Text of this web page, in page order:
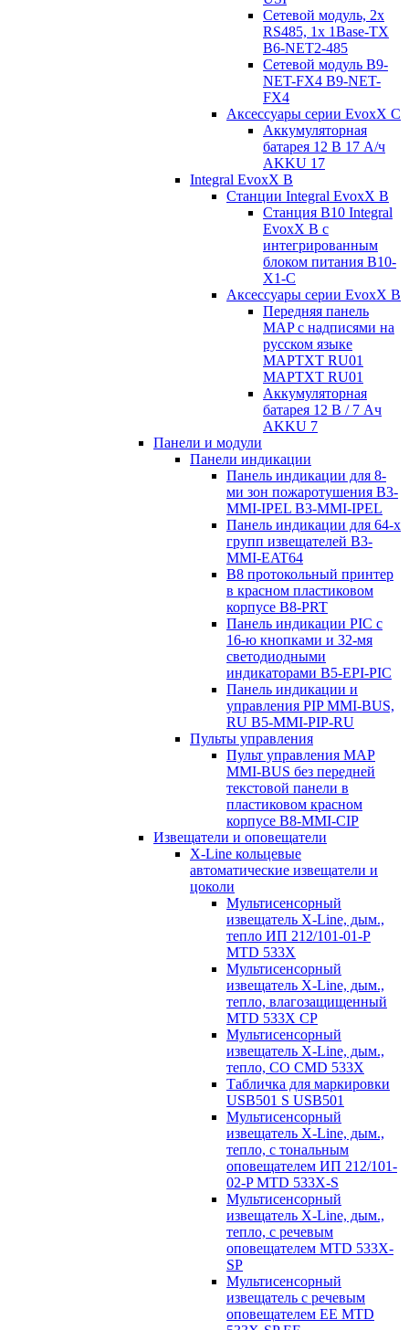
Сетевой модуль, 2x
RS485, 1x 1Base-TX
B6-NET2-485
Сетевой модуль B9-
NET-FX4 B9-NET-
FX4
Аксессуары серии EvoxX C
Аккумуляторная
батарея 12 В 17 A/ч
AKKU 17
Integral EvoxX B
Станции Integral EvoxX B
Станция B10 Integral
EvoxX B с
интегрированным
блоком питания B10-
X1-C
Аксессуары серии EvoxX B
Передняя панель
MAP с надписями на
русском языке
MAPTXT RU01
MAPTXT RU01
Аккумуляторная
батарея 12 В / 7 Aч
AKKU 7
Панели и модули
Панели индикации
Панель индикации для 8-
ми зон пожаротушения B3-
MMI-IPEL B3-MMI-IPEL
Панель индикации для 64-х
групп извещателей B3-
MMI-EAT64
B8 протокольный принтер
в красном пластиковом
корпусе B8-PRT
Панель индикации PIC с
16-ю кнопками и 32-мя
светодиодными
индикаторами B5-EPI-PIC
Панель индикации и
управления PIP MMI-BUS,
RU B5-MMI-PIP-RU
Пульты управления
Пульт управления MAP
MMI-BUS без передней
текстовой панели в
пластиковом красном
корпусе B8-MMI-CIP
Извещатели и оповещатели
X-Line кольцевые
автоматические извещатели и
цоколи
Мультисенсорный
извещатель X-Line, дым.,
тепло ИП 212/101-01-P
MTD 533X
Мультисенсорный
извещатель X-Line, дым.,
тепло, влагозащищенный
MTD 533X CP
Мультисенсорный
извещатель X-Line, дым.,
тепло, СО CMD 533X
Табличка для маркировки
USB501 S USB501
Мультисенсорный
извещатель X-Line, дым.,
тепло, с тональным
оповещателем ИП 212/101-
02-P MTD 533X-S
Мультисенсорный
извещатель X-Line, дым.,
тепло, с речевым
оповещателем MTD 533X-
SP
Мультисенсорный
извещатель с речевым
оповещателем EE MTD